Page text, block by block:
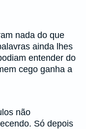
nada do que
ainda lhes
entender do
cego ganha a
não
Só depois